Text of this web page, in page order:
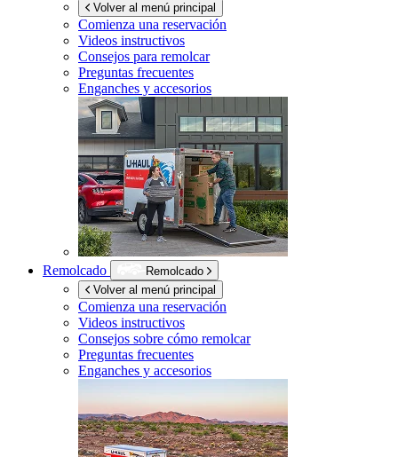
Volver al menú principal
Comienza una reservación
Videos instructivos
Consejos para remolcar
Preguntas frecuentes
Enganches y accesorios
Remolcado
Remolcado
Volver al menú principal
Comienza una reservación
Videos instructivos
Consejos sobre cómo remolcar
Preguntas frecuentes
Enganches y accesorios